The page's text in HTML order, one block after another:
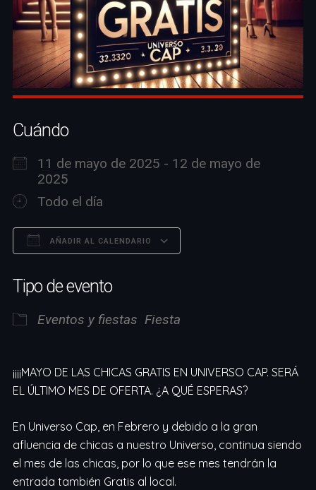
Cuándo
11 de mayo de 2025 - 12 de mayo de
2025
Todo el día
AÑADIR AL CALENDARIO
Tipo de evento
Eventos y fiestas Fiesta
¡¡¡¡MAYO DE LAS CHICAS GRATIS EN UNIVERSO CAP. SERÁ
EL ÚLTIMO MES DE OFERTA. ¿A QUÉ ESPERAS?
En Universo Cap, en Febrero y debido a la gran
afluencia de chicas a nuestro Universo, continua siendo
el mes de las chicas, por lo que ese mes tendrán la
entrada también Gratis al local.